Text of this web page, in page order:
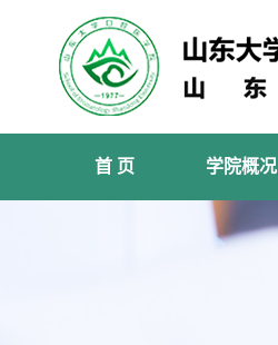
首 页 学院概况